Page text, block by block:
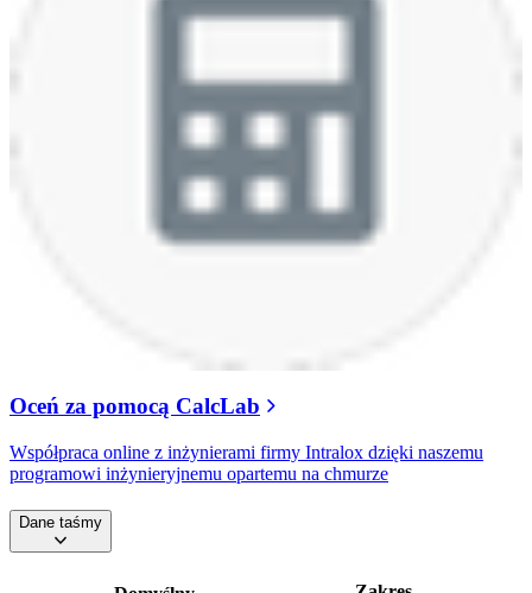
Oceń za pomocą CalcLab
Współpraca online z inżynierami firmy Intralox dzięki naszemu
programowi inżynieryjnemu opartemu na chmurze
Dane taśmy